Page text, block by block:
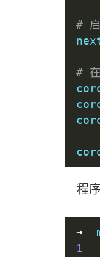
#
# 在
程序
➜
1